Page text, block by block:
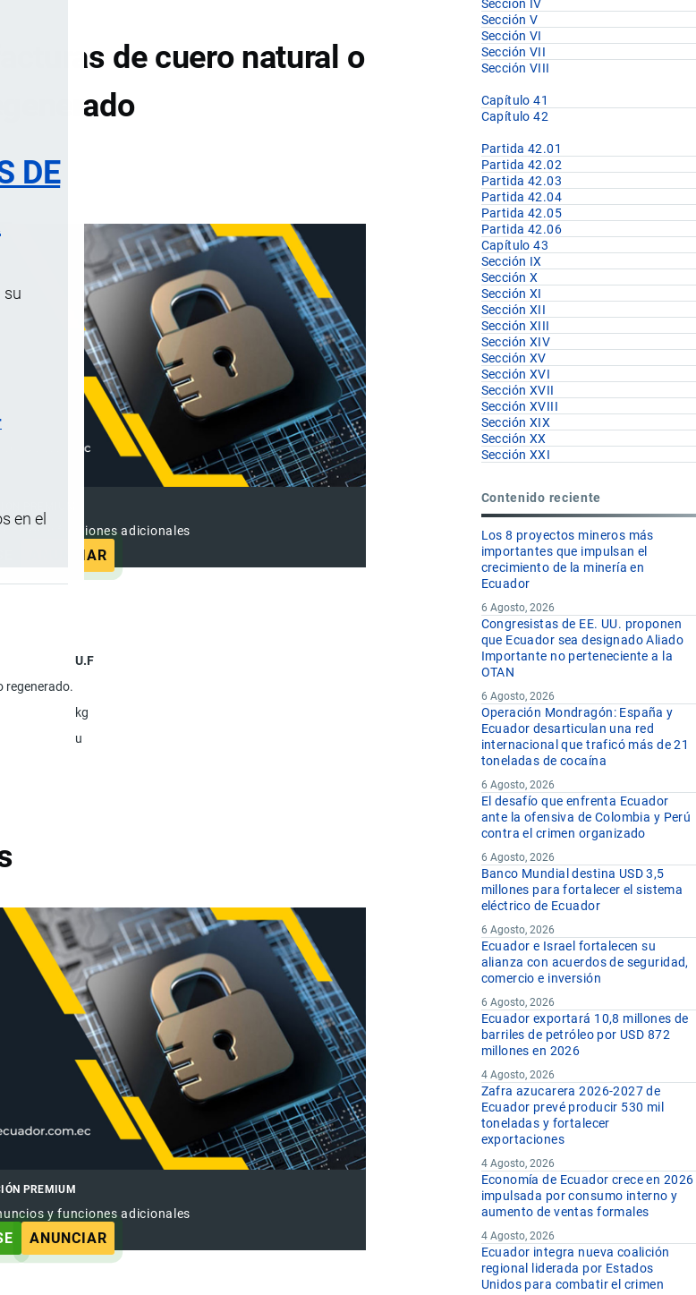
DE
su
en el
de cuero natural o
y funciones adicionales
ANUNCIAR
U.F
regenerado.
kg
u
PREMIUM
y funciones adicionales
ANUNCIAR
Sección IV
Sección V
Sección VI
Sección VII
Sección VIII
Capítulo 41
Capítulo 42
Partida 42.01
Partida 42.02
Partida 42.03
Partida 42.04
Partida 42.05
Partida 42.06
Capítulo 43
Sección IX
Sección X
Sección XI
Sección XII
Sección XIII
Sección XIV
Sección XV
Sección XVI
Sección XVII
Sección XVIII
Sección XIX
Sección XX
Sección XXI
Contenido reciente
Los 8 proyectos mineros más
importantes que impulsan el
crecimiento de la minería en
Ecuador
6 Agosto, 2026
Congresistas de EE. UU. proponen
que Ecuador sea designado Aliado
Importante no perteneciente a la
OTAN
6 Agosto, 2026
Operación Mondragón: España y
Ecuador desarticulan una red
internacional que traficó más de 21
toneladas de cocaína
6 Agosto, 2026
El desafío que enfrenta Ecuador
ante la ofensiva de Colombia y Perú
contra el crimen organizado
6 Agosto, 2026
Banco Mundial destina USD 3,5
millones para fortalecer el sistema
eléctrico de Ecuador
6 Agosto, 2026
Ecuador e Israel fortalecen su
alianza con acuerdos de seguridad,
comercio e inversión
6 Agosto, 2026
Ecuador exportará 10,8 millones de
barriles de petróleo por USD 872
millones en 2026
4 Agosto, 2026
Zafra azucarera 2026-2027 de
Ecuador prevé producir 530 mil
toneladas y fortalecer
exportaciones
4 Agosto, 2026
Economía de Ecuador crece en 2026
impulsada por consumo interno y
aumento de ventas formales
4 Agosto, 2026
Ecuador integra nueva coalición
regional liderada por Estados
Unidos para combatir el crimen